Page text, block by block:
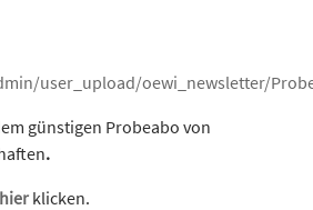
günstigen Probeabo von
.
hier klicken.